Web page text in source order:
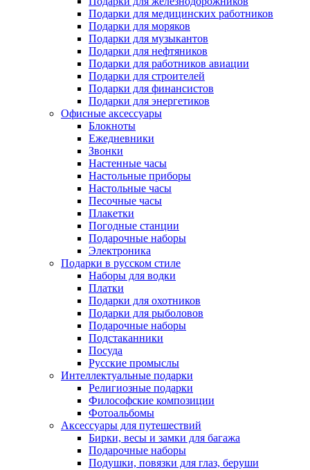
Подарки для медицинских работников
Подарки для моряков
Подарки для музыкантов
Подарки для нефтяников
Подарки для работников авиации
Подарки для строителей
Подарки для финансистов
Подарки для энергетиков
Офисные аксессуары
Блокноты
Ежедневники
Звонки
Настенные часы
Настольные приборы
Настольные часы
Песочные часы
Плакетки
Погодные станции
Подарочные наборы
Электроника
Подарки в русском стиле
Наборы для водки
Платки
Подарки для охотников
Подарки для рыболовов
Подарочные наборы
Подстаканники
Посуда
Русские промыслы
Интеллектуальные подарки
Религиозные подарки
Философские композиции
Фотоальбомы
Аксессуары для путешествий
Бирки, весы и замки для багажа
Подарочные наборы
Подушки, повязки для глаз, беруши